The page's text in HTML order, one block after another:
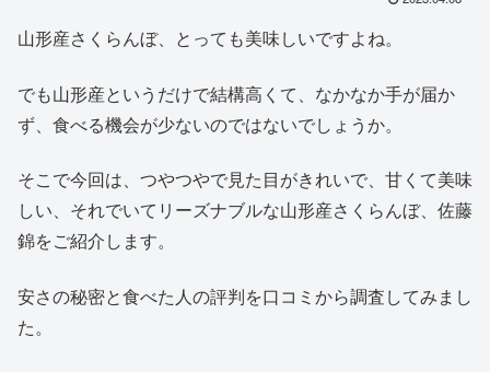
山形産さくらんぼ、とっても美味しいですよね。
でも山形産というだけで結構高くて、なかなか手が届か
ず、食べる機会が少ないのではないでしょうか。
そこで今回は、つやつやで見た目がきれいで、甘くて美味
しい、それでいてリーズナブルな山形産さくらんぼ、佐藤
錦をご紹介します。
安さの秘密と食べた人の評判を口コミから調査してみまし
た。